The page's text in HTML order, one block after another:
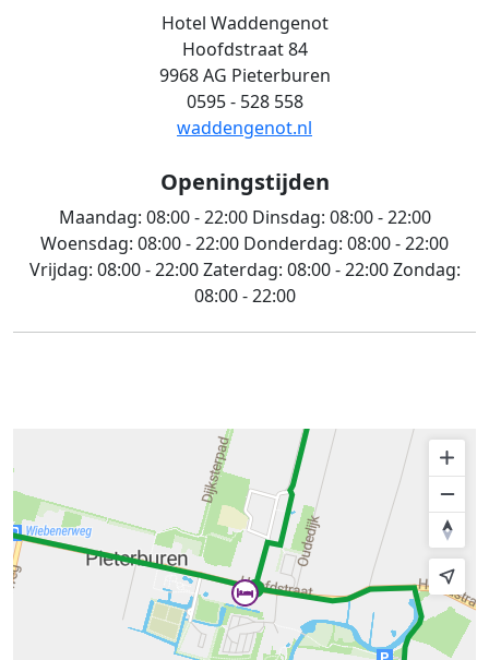
Hotel Waddengenot
Hoofdstraat 84
9968 AG Pieterburen
0595 - 528 558
waddengenot.nl
Openingstijden
Maandag: 08:00 - 22:00Dinsdag: 08:00 - 22:00
Woensdag: 08:00 - 22:00 Donderdag: 08:00 - 22:00
Vrijdag: 08:00 - 22:00Zaterdag: 08:00 - 22:00Zondag:
08:00 - 22:00